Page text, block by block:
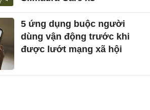
5 ứng dụng buộc người
dùng vận động trước khi
được lướt mạng xã hội